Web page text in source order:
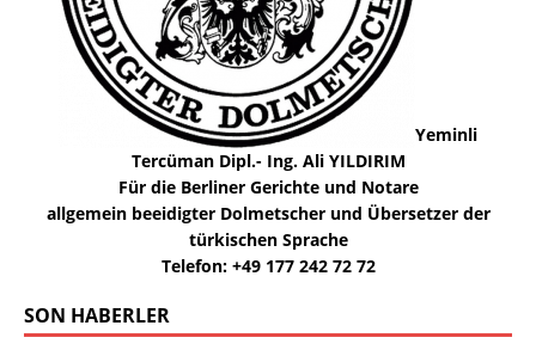
Yeminli
Tercüman Dipl.- Ing. Ali YILDIRIM
Für die Berliner Gerichte und Notare
allgemein beeidigter Dolmetscher und Übersetzer der
türkischen Sprache
Telefon: +49 177 242 72 72
SON HABERLER